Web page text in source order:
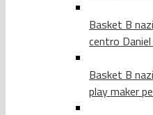
Basket B
centro Daniel
Basket B
play maker